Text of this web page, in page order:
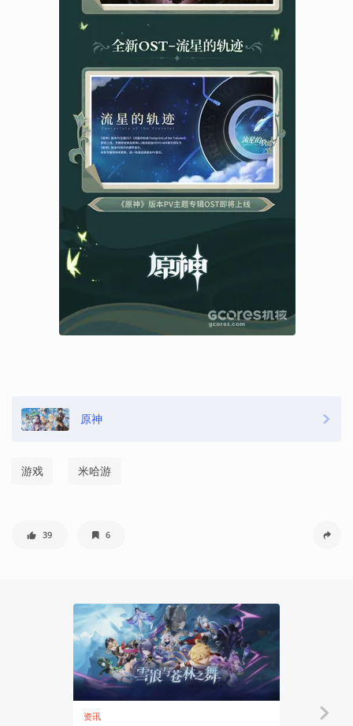
原神
游戏 米哈游
39 6
资讯